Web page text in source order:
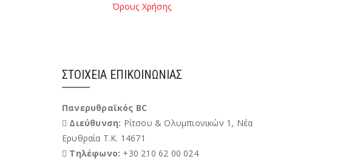
Όρους Χρήσης
ΣΤΟΙΧΕΊΑ ΕΠΙΚΟΙΝΩΝΊΑΣ
Πανερυθραϊκός BC
Διεύθυνση: Ρίτσου & Ολυμπιονικών 1, Νέα
Ερυθραία Τ.Κ. 14671
Τηλέφωνο: +30 210 62 00 024